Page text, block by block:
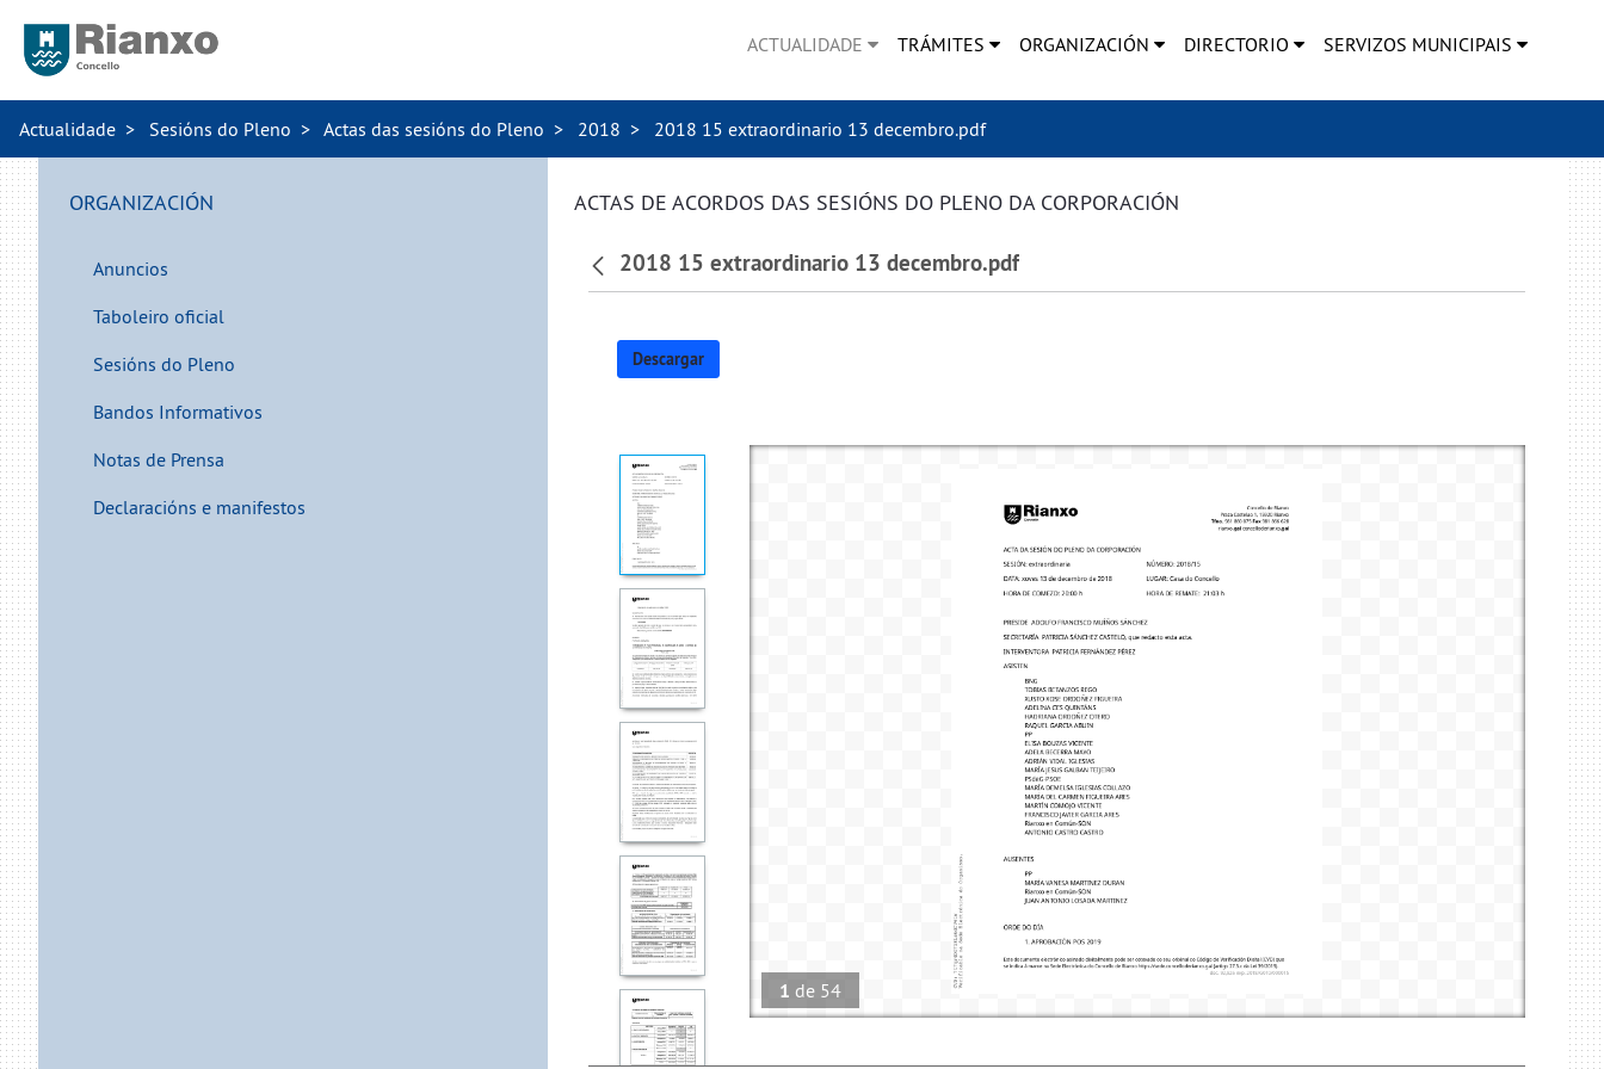
ACTUALIDADE TRÁMITES ORGANIZACIÓN DIRECTORIO SERVIZOS MUNICIPAIS
Actualidade Sesións do Pleno Actas das sesións do Pleno 2018 2018 15 extraordinario 13 decembro.pdf
ORGANIZACIÓN
Anuncios
Taboleiro oficial
Sesións do Pleno
Bandos Informativos
Notas de Prensa
Declaracións e manifestos
ACTAS DE ACORDOS DAS SESIÓNS DO PLENO DA CORPORACIÓN
2018 15 extraordinario 13 decembro.pdf
Descargar
1 de 54